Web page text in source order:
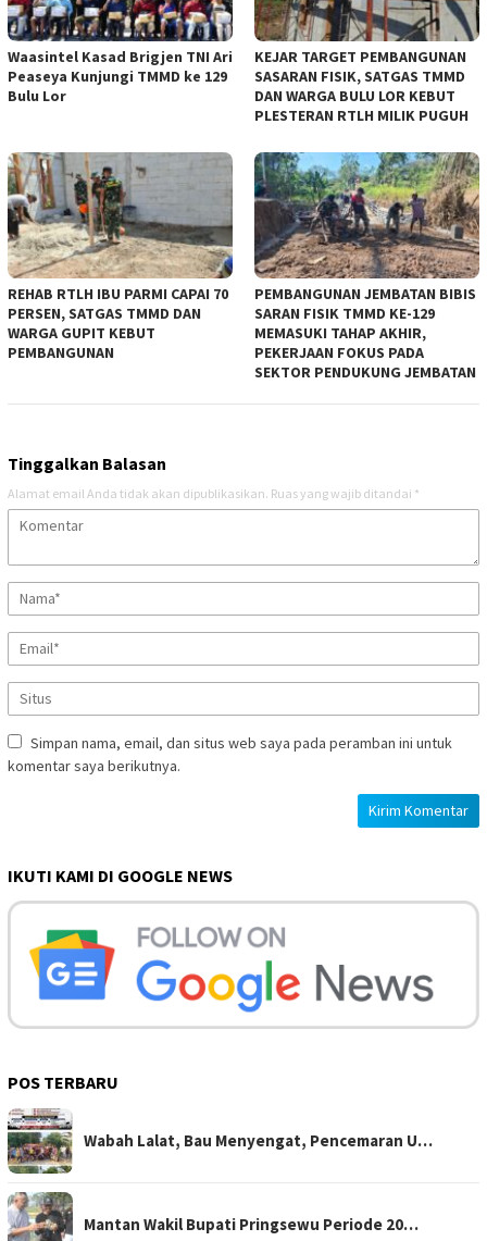
Waasintel Kasad Brigjen TNI Ari
Peaseya Kunjungi TMMD ke 129
Bulu Lor
KEJAR TARGET PEMBANGUNAN
SASARAN FISIK, SATGAS TMMD
DAN WARGA BULU LOR KEBUT
PLESTERAN RTLH MILIK PUGUH
REHAB RTLH IBU PARMI CAPAI 70
PERSEN, SATGAS TMMD DAN
WARGA GUPIT KEBUT
PEMBANGUNAN
PEMBANGUNAN JEMBATAN BIBIS
SARAN FISIK TMMD KE-129
MEMASUKI TAHAP AKHIR,
PEKERJAAN FOKUS PADA
SEKTOR PENDUKUNG JEMBATAN
Tinggalkan Balasan
Alamat email Anda tidak akan dipublikasikan. Ruas yang wajib ditandai *
Simpan nama, email, dan situs web saya pada peramban ini untuk
komentar saya berikutnya.
IKUTI KAMI DI GOOGLE NEWS
POS TERBARU
Wabah Lalat, Bau Menyengat, Pencemaran U…
Mantan Wakil Bupati Pringsewu Periode 20…